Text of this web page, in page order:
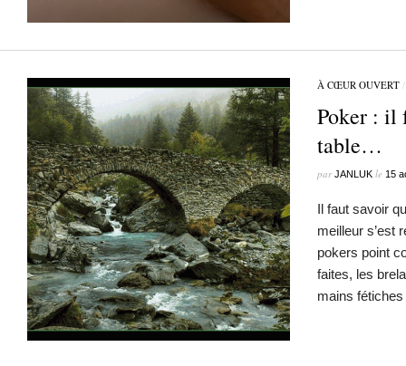
À CŒUR OUVERT
Poker : il
table…
parJANLUK le 15
Il faut savoir
meilleur s’est
pokers point
faites, les
mains